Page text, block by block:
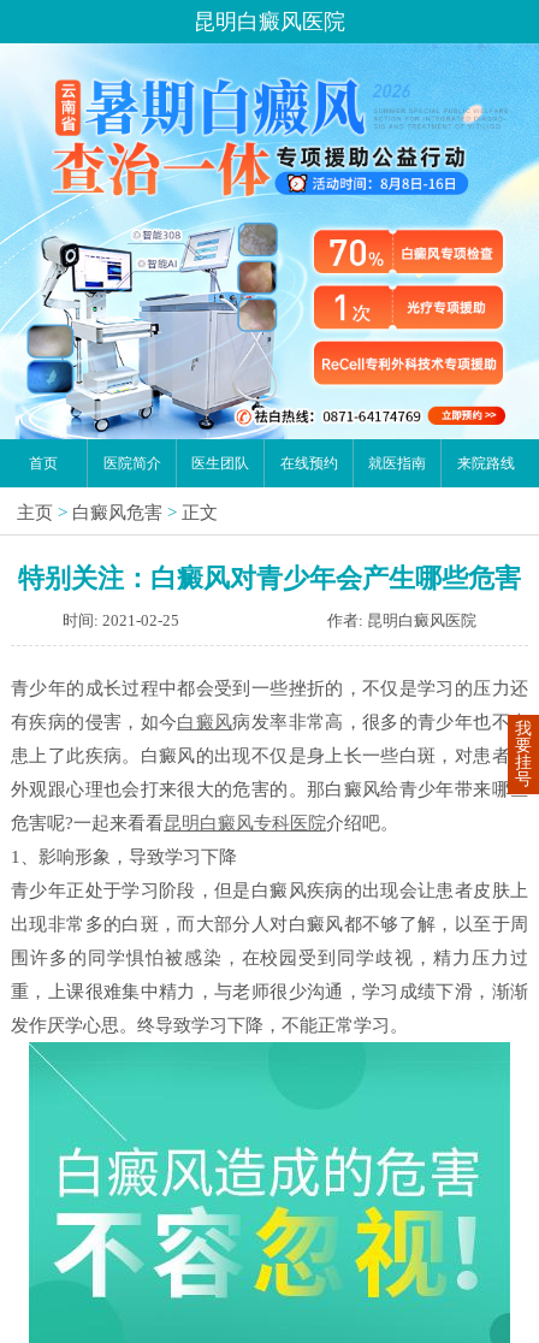
昆明白癜风医院
首页 医院简介 医生团队 在线预约 就医指南 来院路线
主页 > 白癜风危害 > 正文
特别关注：白癜风对青少年会产生哪些危害
时间: 2021-02-25 作者: 昆明白癜风医院
青少年的成长过程中都会受到一些挫折的，不仅是学习的压力还
有疾病的侵害，如今白癜风病发率非常高，很多的青少年也不幸
患上了此疾病。白癜风的出现不仅是身上长一些白斑，对患者的
外观跟心理也会打来很大的危害的。那白癜风给青少年带来哪些
危害呢?一起来看看昆明白癜风专科医院介绍吧。
1、影响形象，导致学习下降
青少年正处于学习阶段，但是白癜风疾病的出现会让患者皮肤上
出现非常多的白斑，而大部分人对白癜风都不够了解，以至于周
围许多的同学惧怕被感染，在校园受到同学歧视，精力压力过
重，上课很难集中精力，与老师很少沟通，学习成绩下滑，渐渐
发作厌学心思。终导致学习下降，不能正常学习。
我
要
挂
号